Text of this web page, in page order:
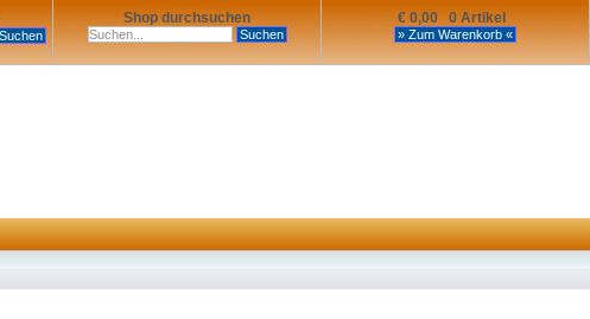
€ 0,00 0 Artikel
Shop durchsuchen